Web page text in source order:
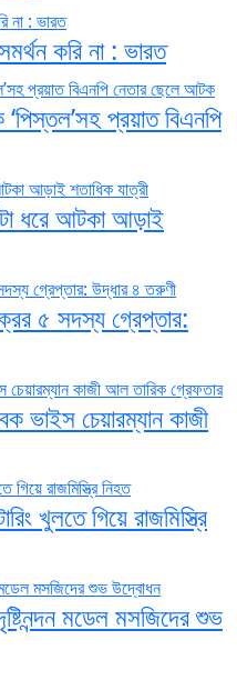
করি না : ভারত
‘পিস্তল’সহ প্রয়াত বিএনপি
ধরে আটকা আড়াই
৫ সদস্য গ্রেপ্তার:
ভাইস চেয়ারম্যান কাজী
খুলতে গিয়ে রাজমিস্ত্রি
মডেল মসজিদের শুভ